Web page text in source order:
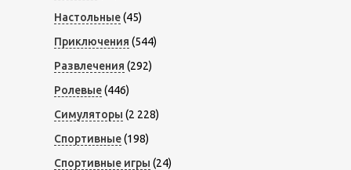
Настольные(45)
Приключения (544)
Развлечения (292)
Ролевые(446)
Симуляторы (2 228)
Спортивные(198)
Спортивные игры (24)